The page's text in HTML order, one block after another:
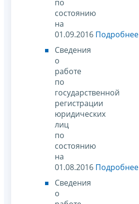
по
состоянию
на
01.09.2016 Подробнее
Сведения
о
работе
по
государственной
регистрации
юридических
лиц
по
состоянию
на
01.08.2016 Подробнее
Сведения
о